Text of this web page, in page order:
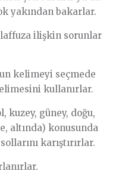
yakından bakarlar.
ilişkin sorunlar
kelimeyi seçmede
kullanırlar.
kuzey, güney, doğu,
altında) konusunda
karıştırırlar.